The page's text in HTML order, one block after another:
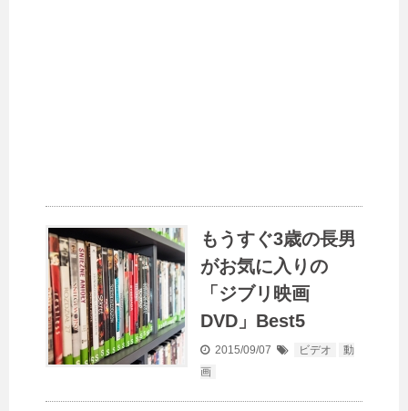
もうすぐ3歳の長男
がお気に入りの
「ジブリ映画
DVD」Best5
2015/09/07 ビデオ
動
画